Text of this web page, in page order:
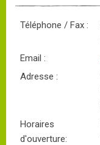
Téléphone / Fax :
Email :
Adresse :
Horaires
d'ouverture: